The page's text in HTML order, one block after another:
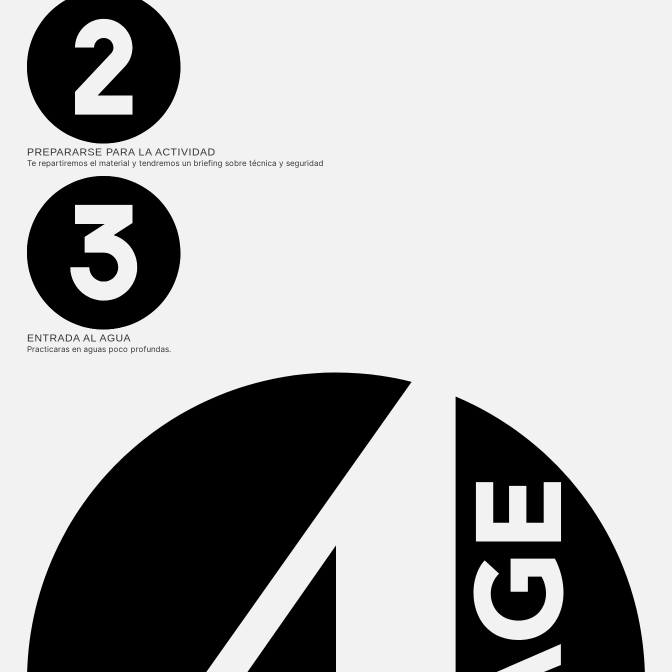
PREPARARSE PARA LA ACTIVIDAD
Te repartiremos el material y tendremos un briefing sobre técnica y seguridad
ENTRADA AL AGUA
Practicaras en aguas poco profundas.